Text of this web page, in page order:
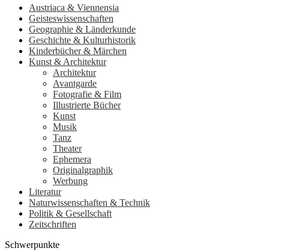
Austriaca & Viennensia
Geisteswissenschaften
Geographie & Länderkunde
Geschichte & Kulturhistorik
Kinderbücher & Märchen
Kunst & Architektur
Architektur
Avantgarde
Fotografie & Film
Illustrierte Bücher
Kunst
Musik
Tanz
Theater
Ephemera
Originalgraphik
Werbung
Literatur
Naturwissenschaften & Technik
Politik & Gesellschaft
Zeitschriften
Schwerpunkte